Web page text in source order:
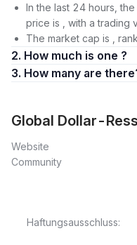
In the last 24 hours,
price is , with a trading
The market cap is ,
2. How much is one ?
3. How many are
Global Dollar-
Website
Community
Haftungsausschluss: